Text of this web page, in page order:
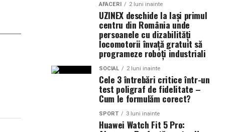
AFACERI 2 luni inainte
UZINEX deschide la Iași primul
centru din România unde
persoanele cu dizabilități
locomotorii învață gratuit să
programeze roboți industriali
SOCIAL 2 luni inainte
Cele 3 întrebări critice într-un
test poligraf de fidelitate –
Cum le formulăm corect?
SPORT 3 luni inainte
Huawei Watch Fit 5 Pro: